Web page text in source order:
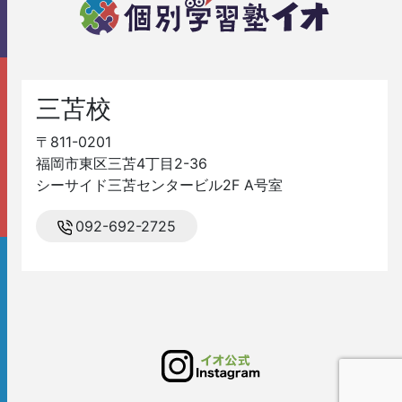
三苫校
〒811-0201
福岡市東区三苫4丁目2-36
シーサイド三苫センタービル2F A号室
092-692-2725